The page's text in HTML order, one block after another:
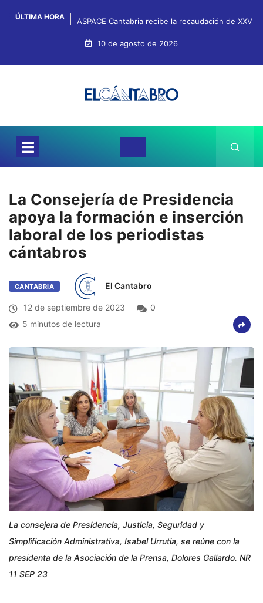
ÚLTIMA HORA ASPACE Cantabria recibe la recaudación de XXV
10 de agosto de 2026
La Consejería de Presidencia
apoya la formación e inserción
laboral de los periodistas
cántabros
CANTABRIA El Cantabro
12 de septiembre de 2023
0
5 minutos de lectura
La consejera de Presidencia, Justicia, Seguridad y
Simplificación Administrativa, Isabel Urrutia, se reúne con la
presidenta de la Asociación de la Prensa, Dolores Gallardo. NR
11 SEP 23